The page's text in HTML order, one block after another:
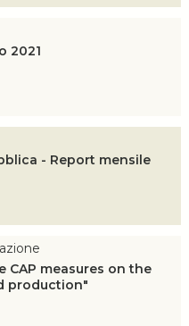
2021
- Report mensile
CAP measures on the
production"